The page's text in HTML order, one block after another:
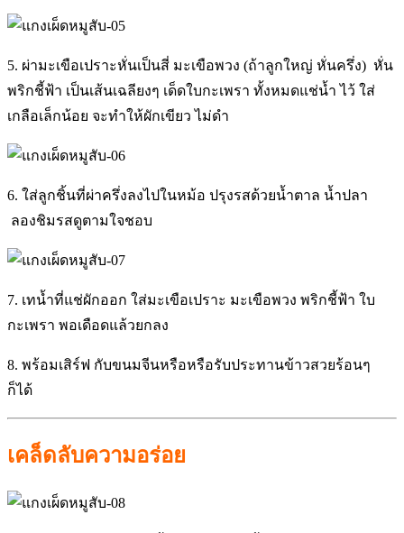
5. ผ่ามะเขือเปราะหั่นเป็นสี่ มะเขือพวง (ถ้าลูกใหญ่ หั่นครึ่ง) หั่น
พริกชี้ฟ้า เป็นเส้นเฉลียงๆ เด็ดใบกะเพรา ทั้งหมดแช่น้ำ ไว้ ใส่
เกลือเล็กน้อย จะทำให้ผักเขียว ไม่ดำ
6. ใส่ลูกชิ้นที่ผ่าครึ่งลงไปในหม้อ ปรุงรสด้วยน้ำตาล น้ำปลา
ลองชิมรสดูตามใจชอบ
7. เทน้ำที่แช่ผักออก ใส่มะเขือเปราะ มะเขือพวง พริกชี้ฟ้า ใบ
กะเพรา พอเดือดแล้วยกลง
8. พร้อมเสิร์ฟ กับขนมจีนหรือหรือรับประทานข้าวสวยร้อนๆ
ก็ได้
เคล็ดลับความอร่อย